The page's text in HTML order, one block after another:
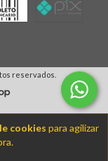
cookies para agilizar
reservados.